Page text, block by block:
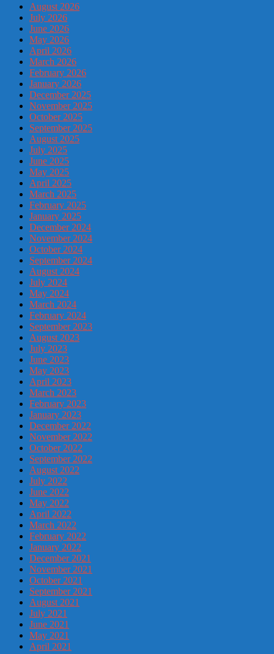
August 2026
July 2026
June 2026
May 2026
April 2026
March 2026
February 2026
January 2026
December 2025
November 2025
October 2025
September 2025
August 2025
July 2025
June 2025
May 2025
April 2025
March 2025
February 2025
January 2025
December 2024
November 2024
October 2024
September 2024
August 2024
July 2024
May 2024
March 2024
February 2024
September 2023
August 2023
July 2023
June 2023
May 2023
April 2023
March 2023
February 2023
January 2023
December 2022
November 2022
October 2022
September 2022
August 2022
July 2022
June 2022
May 2022
April 2022
March 2022
February 2022
January 2022
December 2021
November 2021
October 2021
September 2021
August 2021
July 2021
June 2021
May 2021
April 2021